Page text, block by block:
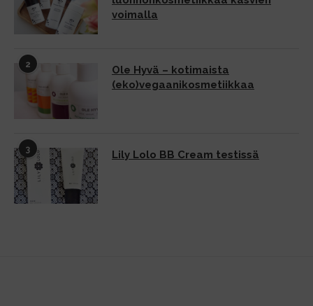
voimalla
2
Ole Hyvä – kotimaista
(eko)vegaanikosmetiikkaa
3 Lily Lolo BB Cream testissä